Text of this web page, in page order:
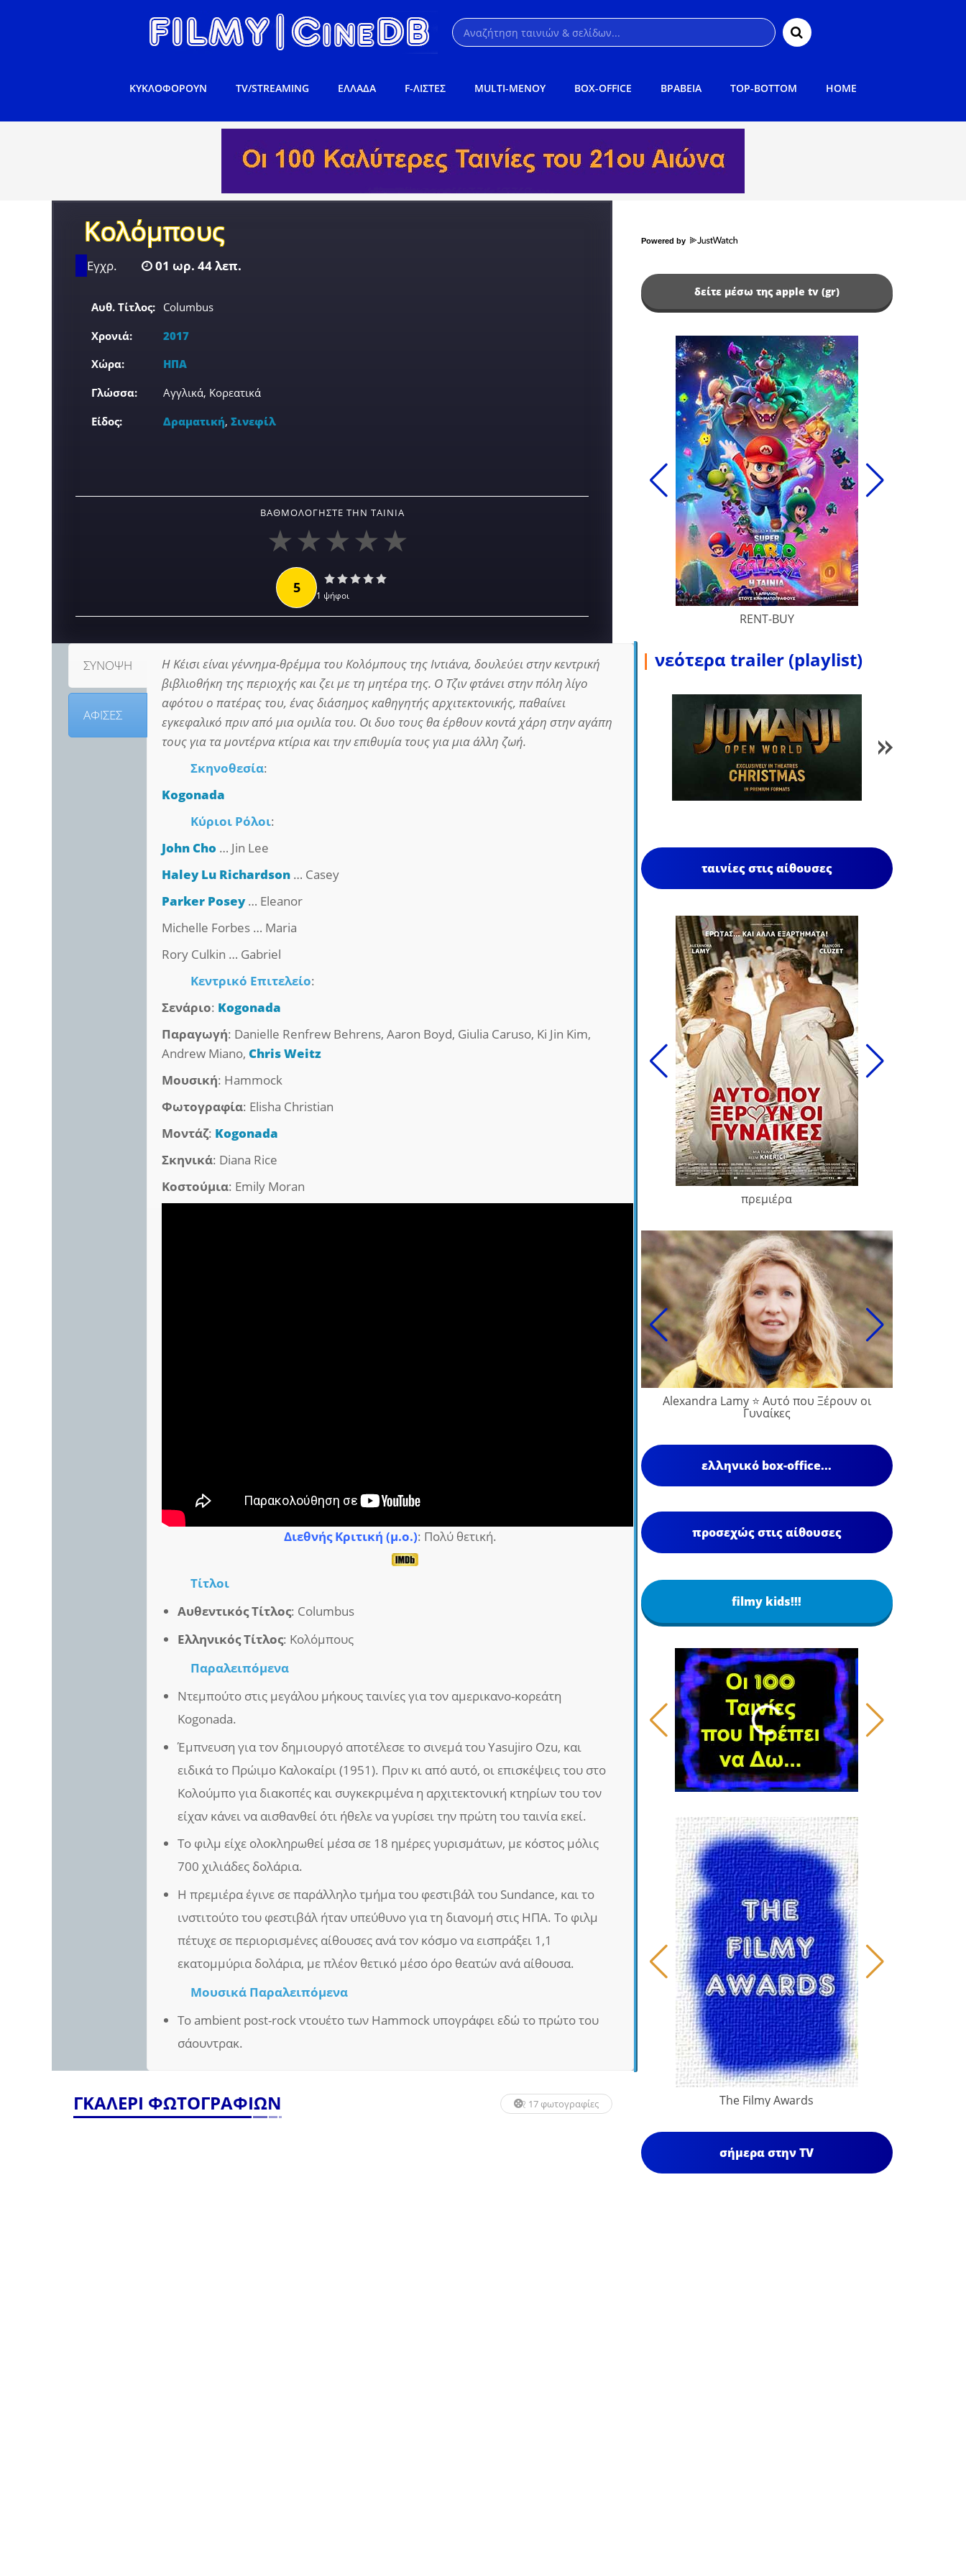
ΚΥΚΛΟΦΟΡΟΥΝ TV/STREAMING ΕΛΛΑΔΑ F-ΛΙΣΤΕΣ MULTI-ΜΕΝΟΥ BOX-OFFICE ΒΡΑΒΕΙΑ TOP-BOTTOM HOME
Κολόμπους
Εγχρ. 01 ωρ. 44 λεπ.
Αυθ. Τίτλος: Columbus
Χρονιά:
2017
Χώρα:
ΗΠΑ
Γλώσσα:
Αγγλικά, Κορεατικά
Είδος:
Δραματική,Σινεφίλ
ΒΑΘΜΟΛΟΓΉΣΤΕ ΤΗΝ ΤΑΙΝΊΑ
5 1 ψήφοι
ΣΥΝΟΨΗ
ΑΦΙΣΕΣ
Η Κέισι είναι γέννημα-θρέμμα του Κολόμπους της Ιντιάνα, δουλεύει στην κεντρική
βιβλιοθήκη της περιοχής και ζει με τη μητέρα της. Ο Τζιν φτάνει στην πόλη λίγο
αφότου ο πατέρας του, ένας διάσημος καθηγητής αρχιτεκτονικής, παθαίνει
εγκεφαλικό πριν από μια ομιλία του. Οι δυο τους θα έρθουν κοντά χάρη στην αγάπη
τους για τα μοντέρνα κτίρια και την επιθυμία τους για μια άλλη ζωή.
Σκηνοθεσία:
Kogonada
Κύριοι Ρόλοι:
John Cho … Jin Lee
Haley Lu Richardson … Casey
Parker Posey… Eleanor
Michelle Forbes … Maria
Rory Culkin … Gabriel
Κεντρικό Επιτελείο:
Σενάριο: Kogonada
Παραγωγή: Danielle Renfrew Behrens, Aaron Boyd, Giulia Caruso, Ki Jin Kim,
Andrew Miano,Chris Weitz
Μουσική: Hammock
Φωτογραφία: Elisha Christian
Μοντάζ: Kogonada
Σκηνικά: Diana Rice
Κοστούμια: Emily Moran
Διεθνής Κριτική (μ.ο.): Πολύ θετική.
Τίτλοι
Αυθεντικός Τίτλος: Columbus
Ελληνικός Τίτλος: Κολόμπους
Παραλειπόμενα
Ντεμπούτο στις μεγάλου μήκους ταινίες για τον αμερικανο-κορεάτη
Kogonada.
Έμπνευση για τον δημιουργό αποτέλεσε το σινεμά του Yasujiro Ozu, και
ειδικά το Πρώιμο Καλοκαίρι (1951). Πριν κι από αυτό, οι επισκέψεις του στο
Κολούμπο για διακοπές και συγκεκριμένα η αρχιτεκτονική κτηρίων του τον
είχαν κάνει να αισθανθεί ότι ήθελε να γυρίσει την πρώτη του ταινία εκεί.
Το φιλμ είχε ολοκληρωθεί μέσα σε 18 ημέρες γυρισμάτων, με κόστος μόλις
700 χιλιάδες δολάρια.
Η πρεμιέρα έγινε σε παράλληλο τμήμα του φεστιβάλ του Sundance, και το
ινστιτούτο του φεστιβάλ ήταν υπεύθυνο για τη διανομή στις ΗΠΑ. Το φιλμ
πέτυχε σε περιορισμένες αίθουσες ανά τον κόσμο να εισπράξει 1,1
εκατομμύρια δολάρια, με πλέον θετικό μέσο όρο θεατών ανά αίθουσα.
Μουσικά Παραλειπόμενα
Το ambient post-rock ντουέτο των Hammock υπογράφει εδώ το πρώτο του
σάουντρακ.
ΓΚΑΛΕΡΙ ΦΩΤΟΓΡΑΦΙΩΝ 17 φωτογραφίες
Powered by
δείτε μέσω της apple tv (gr)
RENT-BUY
| νεότερα trailer (playlist)
1/85
ταινίες στις αίθουσες
πρεμιέρα
Alexandra Lamy ⭐ Αυτό που Ξέρουν οι
Γυναίκες
ελληνικό box-office...
προσεχώς στις αίθουσες
filmy kids!!!
The Filmy Awards
σήμερα στην TV